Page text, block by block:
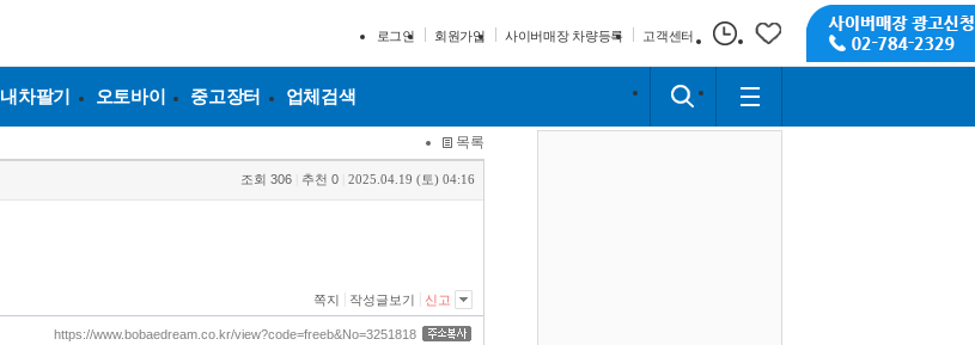
로그인 회원가입 사이버매장 차량등록 고객센터
내차팔기 오토바이 중고장터 업체검색
목록
조회 306 추천 0 2025.04.19 (토) 04:16
쪽지 작성글보기 신고
https://www.bobaedream.co.kr/view?code=freeb&No=3251818